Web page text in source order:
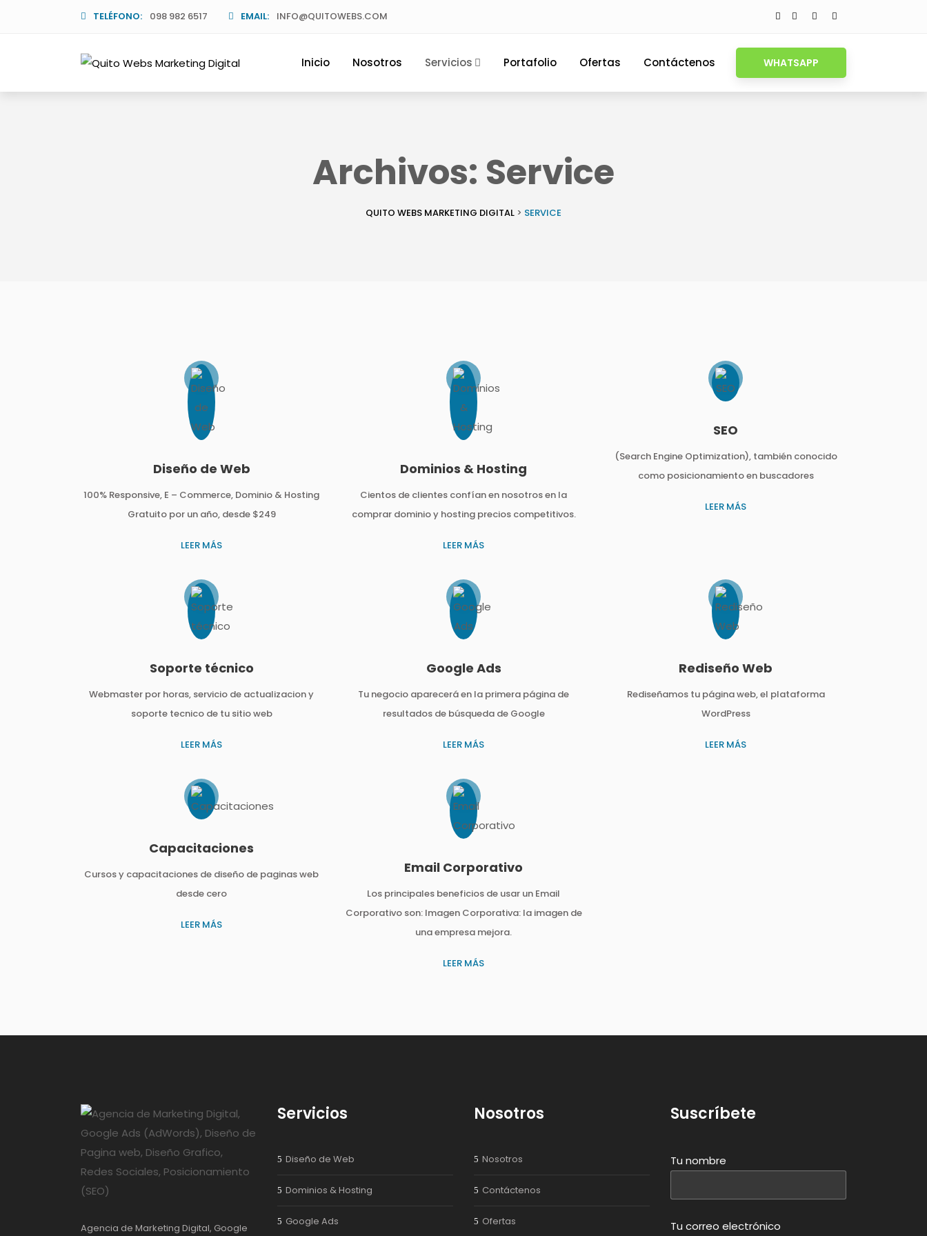
TELÉFONO: 098 982 6517 EMAIL: INFO@QUITOWEBS.COM
Inicio Nosotros Servicios Portafolio Ofertas Contáctenos WHATSAPP
Archivos: Service
QUITO WEBS MARKETING DIGITAL > SERVICE
Diseño de Web
100% Responsive, E – Commerce, Dominio & Hosting
Gratuito por un año, desde $249
LEER MÁS
Dominios & Hosting
Cientos de clientes confían en nosotros en la
comprar dominio y hosting precios competitivos.
LEER MÁS
SEO
(Search Engine Optimization), también conocido
como posicionamiento en buscadores
LEER MÁS
Soporte técnico
Webmaster por horas, servicio de actualizacion y
soporte tecnico de tu sitio web
LEER MÁS
Google Ads
Tu negocio aparecerá en la primera página de
resultados de búsqueda de Google
LEER MÁS
Rediseño Web
Rediseñamos tu página web, el plataforma
WordPress
LEER MÁS
Capacitaciones
Cursos y capacitaciones de diseño de paginas web
desde cero
LEER MÁS
Email Corporativo
Los principales beneficios de usar un Email
Corporativo son: Imagen Corporativa: la imagen de
una empresa mejora.
LEER MÁS
Agencia de Marketing Digital, Google
Servicios
Diseño de Web
Dominios & Hosting
Google Ads
Nosotros
Nosotros
Contáctenos
Ofertas
Suscríbete
Tu nombre
Tu correo electrónico